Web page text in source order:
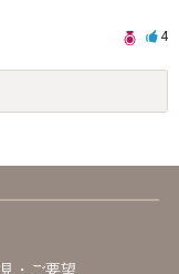
4
・ご要望